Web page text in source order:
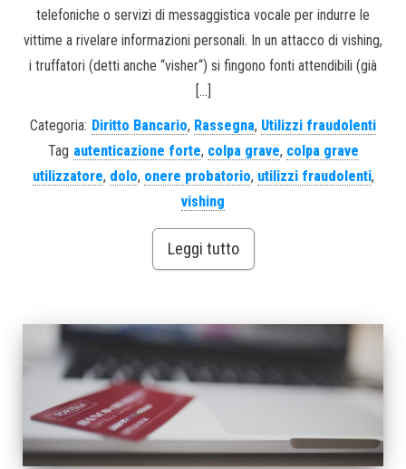
telefoniche o servizi di messaggistica vocale per indurre le
vittime a rivelare informazioni personali. In un attacco di vishing,
i truffatori (detti anche “visher“) si fingono fonti attendibili (già
[…]
Categoria: Diritto Bancario, Rassegna, Utilizzi fraudolenti
Tag autenticazione forte, colpa grave, colpa grave
utilizzatore, dolo, onere probatorio, utilizzi fraudolenti,
vishing
Leggi tutto